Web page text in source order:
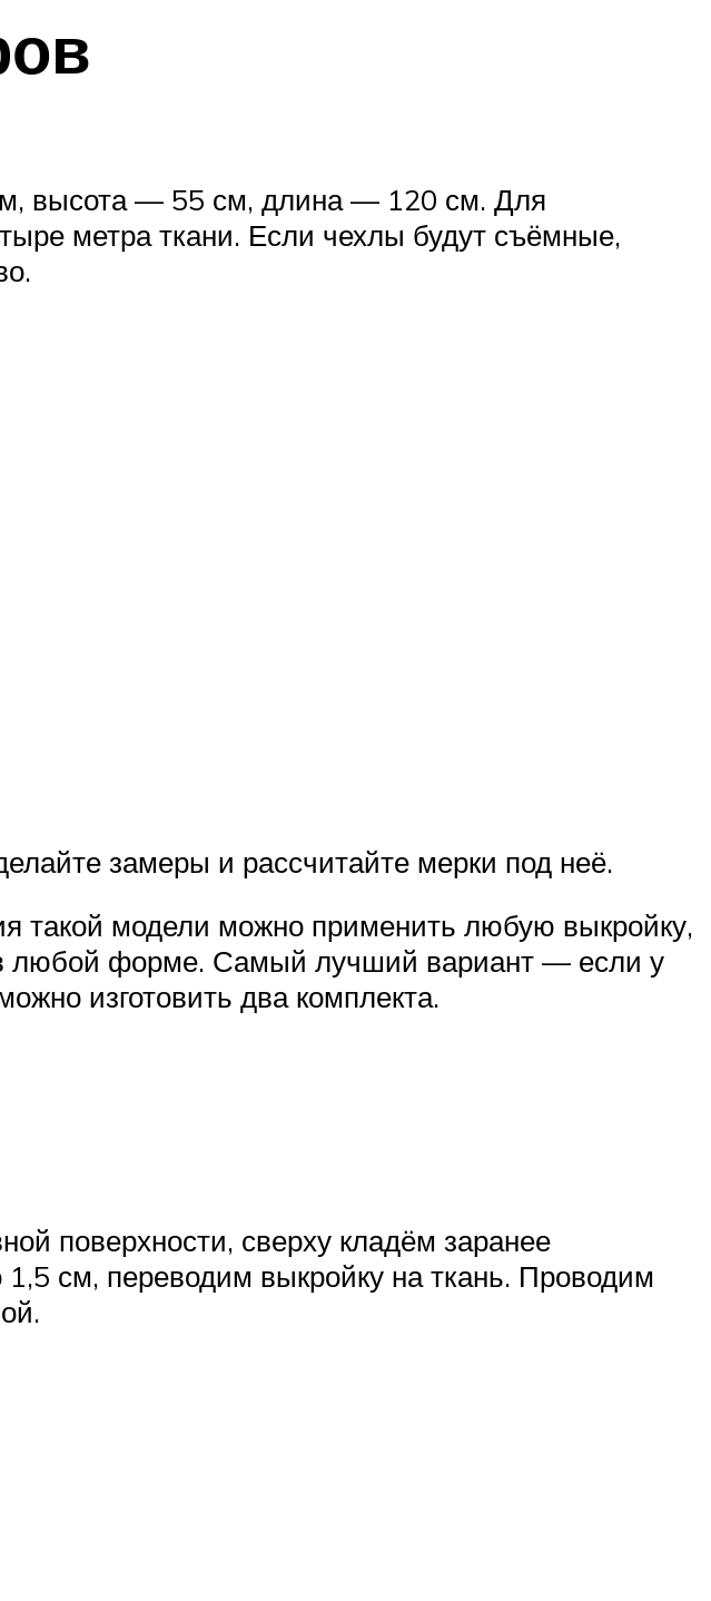
высота — 55 см, длина — 120 см. Для
метра ткани. Если чехлы будут съёмные,
замеры и рассчитайте мерки под неё.
такой модели можно применить любую выкройку,
любой форме. Самый лучший вариант — если у
изготовить два комплекта.
поверхности, сверху кладём заранее
см, переводим выкройку на ткань. Проводим